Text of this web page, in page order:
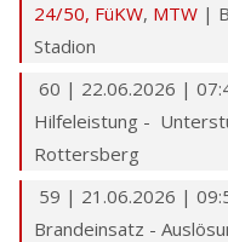
24/50, FüKW, MTW |
Stadion
60 | 22.06.2026 |
Hilfeleistung -
Rottersberg
59 | 21.06.2026 |
Brandeinsatz -